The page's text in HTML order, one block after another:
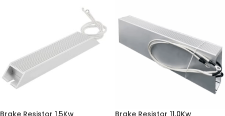
Brake Resistor 1.5Kw
Brake Resistor 11.0Kw